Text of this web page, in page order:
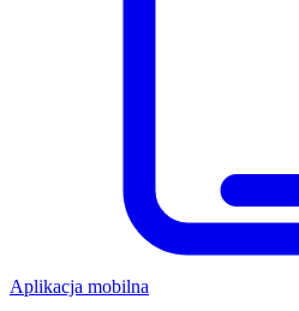
Aplikacja mobilna